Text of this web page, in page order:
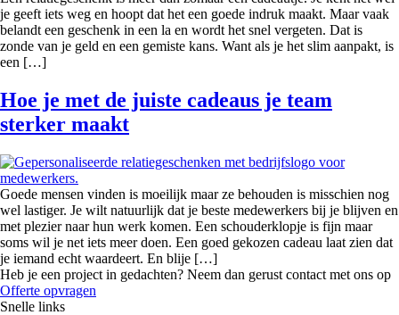
je geeft iets weg en hoopt dat het een goede indruk maakt. Maar vaak
belandt een geschenk in een la en wordt het snel vergeten. Dat is
zonde van je geld en een gemiste kans. Want als je het slim aanpakt, is
een […]
Hoe je met de juiste cadeaus je team
sterker maakt
Goede mensen vinden is moeilijk maar ze behouden is misschien nog
wel lastiger. Je wilt natuurlijk dat je beste medewerkers bij je blijven en
met plezier naar hun werk komen. Een schouderklopje is fijn maar
soms wil je net iets meer doen. Een goed gekozen cadeau laat zien dat
je iemand echt waardeert. En blije […]
Heb je een project in gedachten? Neem dan gerust contact met ons op
Offerte opvragen
Snelle links